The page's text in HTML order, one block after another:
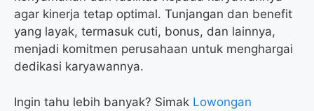
agar kinerja tetap optimal. Tunjangan dan benefit
yang layak, termasuk cuti, bonus, dan lainnya,
menjadi komitmen perusahaan untuk menghargai
dedikasi karyawannya.
Ingin tahu lebih banyak? Simak Lowongan